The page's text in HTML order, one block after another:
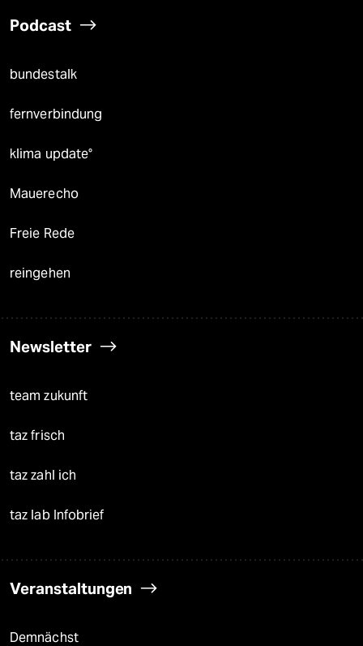
Podcast
bundestalk
fernverbindung
klima update°
Mauerecho
Freie Rede
reingehen
Newsletter
team zukunft
taz frisch
taz zahl ich
taz lab Infobrief
Veranstaltungen
Demnächst